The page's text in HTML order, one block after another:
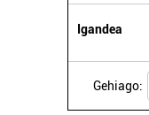
Igandea
Gehiago: